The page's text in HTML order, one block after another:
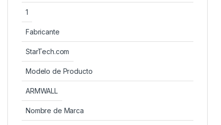
1
Fabricante
StarTech.com
Modelo de Producto
ARMWALL
Nombre de Marca